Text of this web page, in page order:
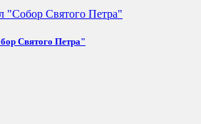
Святого Петра"